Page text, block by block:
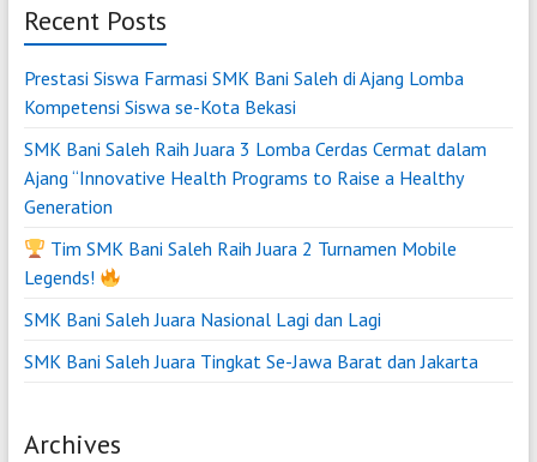
Recent Posts
Prestasi Siswa Farmasi SMK Bani Saleh di Ajang Lomba
Kompetensi Siswa se-Kota Bekasi
SMK Bani Saleh Raih Juara 3 Lomba Cerdas Cermat dalam
Ajang “Innovative Health Programs to Raise a Healthy
Generation
Tim SMK Bani Saleh Raih Juara 2 Turnamen Mobile
Legends!
SMK Bani Saleh Juara Nasional Lagi dan Lagi
SMK Bani Saleh Juara Tingkat Se-Jawa Barat dan Jakarta
Archives